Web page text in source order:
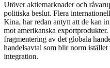
Utöver aktiemarknader och
politiska beslut. Flera
Kina, har redan antytt att de kan
mot amerikanska
fragmentering av det globala
handelsavtal som blir norm
integration.